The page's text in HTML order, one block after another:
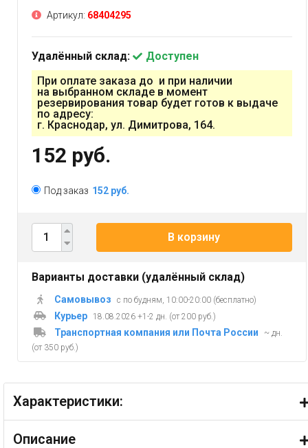
Артикул: 68404295
Удалённый склад:
Доступен
При оплате заказа до и при наличии
на выбранном складе в момент
резервирования товар будет готов к выдаче
по адресу:
г. Краснодар, ул. Димитрова, 164.
152 руб.
Под заказ 152 руб.
В корзину
Варианты доставки (удалённый склад)
Самовывоз с по будням, 10:00-20:00 (бесплатно)
Курьер 18.08.2026 +1-2 дн. (от 200 руб.)
Транспортная компания или Почта России
~ дн.
(от 350 руб.)
Характеристики:
Описание